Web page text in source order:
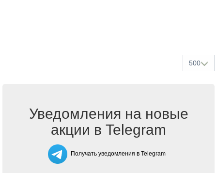
500
Уведомления на новые
акции в Telegram
Получать уведомления в Telegram